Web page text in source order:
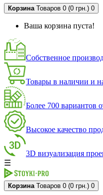
Корзина Товаров 0 (0 грн.) 0
Ваша корзина пуста!
Собственное
Товары в наличии и
Более 700 вариантов
Высокое качество
3D визуализация
☰
Корзина Товаров 0 (0 грн.) 0